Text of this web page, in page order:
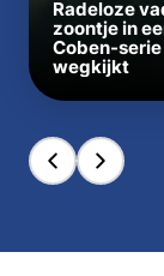
Radeloze
zoontje in
Coben-
wegkijkt